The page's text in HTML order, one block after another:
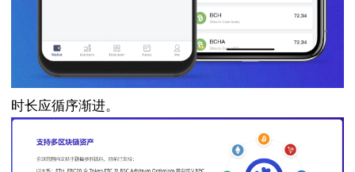
时长应循序渐进。